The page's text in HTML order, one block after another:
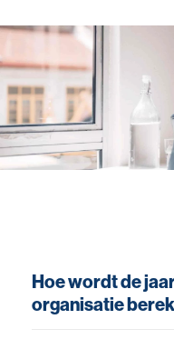
Hoe wordt de
organisatie